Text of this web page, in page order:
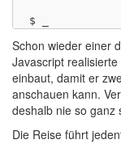
Schon wieder einer
Javascript
einbaut, damit er
anschauen kann.
deshalb nie so ganz
Die Reise führt